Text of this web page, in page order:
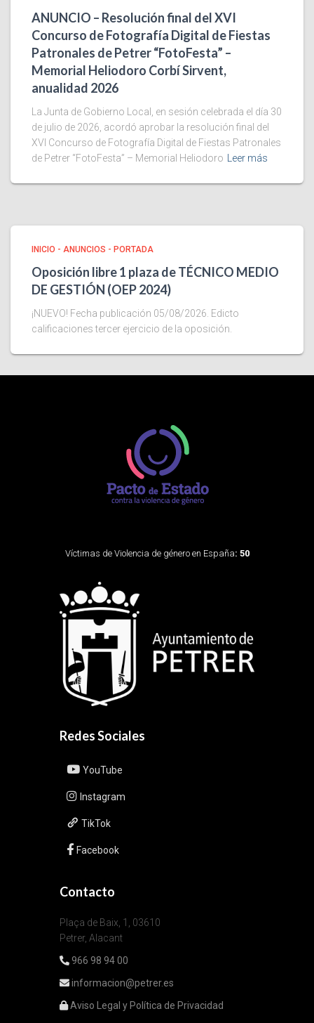
ANUNCIO – Resolución final del XVI
Concurso de Fotografía Digital de Fiestas
Patronales de Petrer “FotoFesta” –
Memorial Heliodoro Corbí Sirvent,
anualidad 2026
La Junta de Gobierno Local, en sesión celebrada el día 30
de julio de 2026, acordó aprobar la resolución final del
XVI Concurso de Fotografía Digital de Fiestas Patronales
de Petrer “FotoFesta” – Memorial Heliodoro Leer más
INICIO - ANUNCIOS - PORTADA
Oposición libre 1 plaza de TÉCNICO MEDIO
DE GESTIÓN (OEP 2024)
¡NUEVO! Fecha publicación 05/08/2026. Edicto
calificaciones tercer ejercicio de la oposición.
Víctimas de Violencia de género en España: 50
Redes Sociales
YouTube
Instagram
TikTok
Facebook
Contacto
Plaça de Baix, 1, 03610
Petrer, Alacant
966 98 94 00
informacion@petrer.es
Aviso Legal y Política de Privacidad